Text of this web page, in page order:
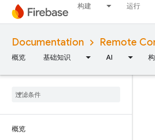
构建 运行
Documentation Remote
概览 基础知识 AI
概览